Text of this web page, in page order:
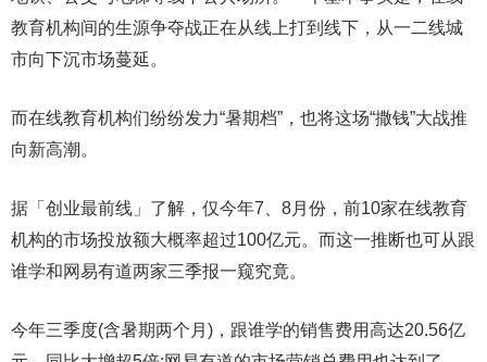
教育机构间的生源争夺战正在从线上打到线下，从一二线城
市向下沉市场蔓延。
而在线教育机构们纷纷发力“暑期档”，也将这场“撒钱”大战推
向新高潮。
据「创业最前线」了解，仅今年7、8月份，前10家在线教育
机构的市场投放额大概率超过100亿元。而这一推断也可从跟
谁学和网易有道两家三季报一窥究竟。
今年三季度(含暑期两个月)，跟谁学的销售费用高达20.56亿